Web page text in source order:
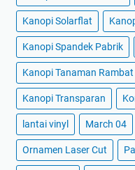
Kanopi Solarflat
Kanopi Spandek Pabrik
Kanopi Tanaman Rambat
Kanopi Transparan
lantai vinyl March 04
Ornamen Laser Cut